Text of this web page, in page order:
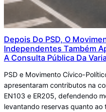
Depois Do PSD, O
Independentes Também
A Consulta Pública Da
PSD e Movimento Cívico-
apresentaram contributos na
EN103 e ER205, defendendo
levantando reservas quanto ao